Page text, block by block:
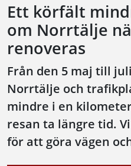
Ett körfält
om Norrtälje
renoveras
Från den 5 maj till
Norrtälje och
mindre i en
resan ta längre tid.
för att göra vägen